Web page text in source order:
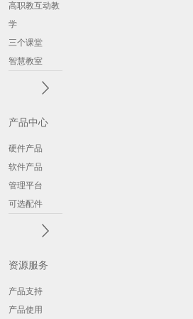
高职教互动教
学
三个课堂
智慧教室
产品中心
硬件产品
软件产品
管理平台
可选配件
资源服务
产品支持
产品使用